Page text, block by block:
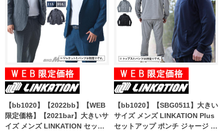
【bb1020】【2022bb】【WEB
限定価格】【2021bar】大きいサ
イズ メンズ LINKATION セット
【bb1020】【SBG0511】大きい
サイズ メンズ LINKATION Plus
セットアップ ポンチ ジャージ ス